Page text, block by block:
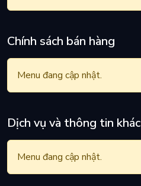
Chính sách bán hàng
Menu đang cập nhật.
Dịch vụ và thông tin khác
Menu đang cập nhật.